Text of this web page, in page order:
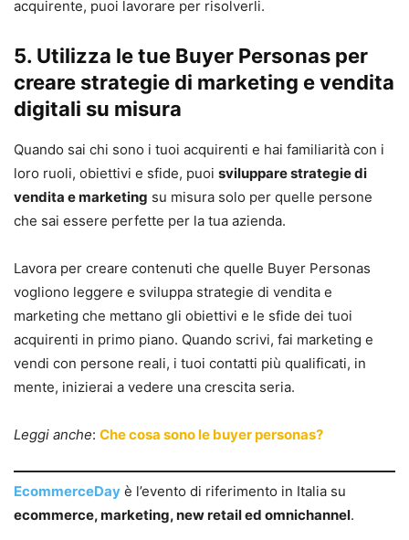
acquirente, puoi lavorare per risolverli.
5. Utilizza le tue Buyer Personas per
creare strategie di marketing e vendita
digitali su misura
Quando sai chi sono i tuoi acquirenti e hai familiarità con i
loro ruoli, obiettivi e sfide, puoi sviluppare strategie di
vendita e marketing su misura solo per quelle persone
che sai essere perfette per la tua azienda.
Lavora per creare contenuti che quelle Buyer Personas
vogliono leggere e sviluppa strategie di vendita e
marketing che mettano gli obiettivi e le sfide dei tuoi
acquirenti in primo piano. Quando scrivi, fai marketing e
vendi con persone reali, i tuoi contatti più qualificati, in
mente, inizierai a vedere una crescita seria.
Leggi anche: Che cosa sono le buyer personas?
EcommerceDay è l’evento di riferimento in Italia su
ecommerce, marketing, new retail ed omnichannel.